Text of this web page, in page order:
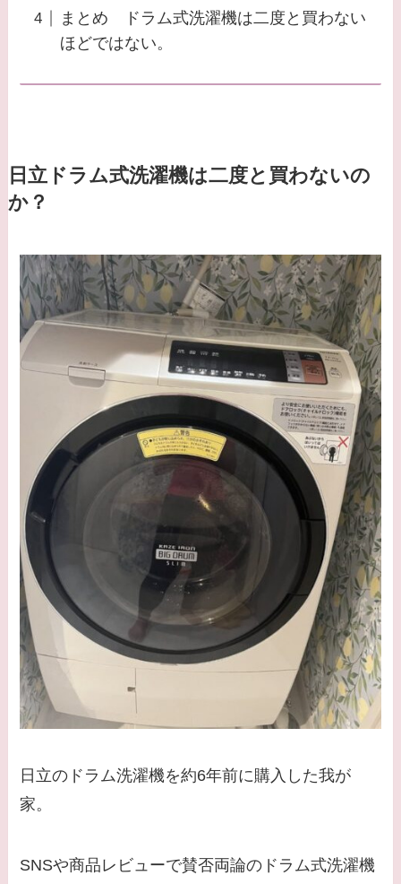
まとめ ドラム式洗濯機は二度と買わない
ほどではない。
日立ドラム式洗濯機は二度と買わないの
か？
日立のドラム洗濯機を約6年前に購入した我が
家。
SNSや商品レビューで賛否両論のドラム式洗濯機